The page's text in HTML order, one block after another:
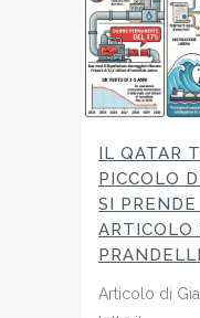
IL QATAR
PICCOLO
SI
ARTICOLO
PRANDELLI
Articolo di